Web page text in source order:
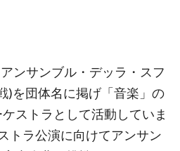
ンサンブル・デッラ・スフ
)を団体名に掲げ「音楽」の
ストラとして活動していま
トラ公演に向けてアンサン